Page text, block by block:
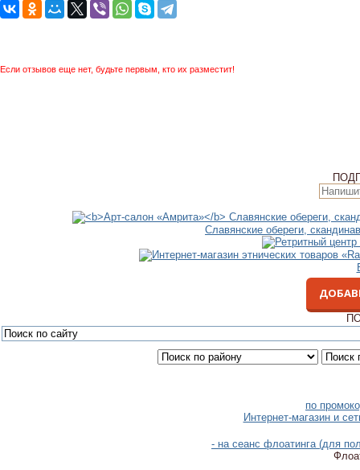
Если отзывов еще нет, будьте первым, кто их разместит!
Славянские обереги,
по
Интернет-магазин и
- на сеанс флоатинга (для